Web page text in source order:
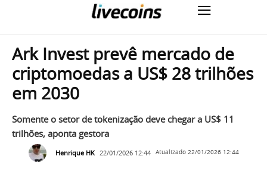
Ark Invest prevê mercado de
criptomoedas a US$ 28 trilhões
em 2030
Somente o setor de tokenização deve chegar a US$ 11
trilhões, aponta gestora
Henrique HK 22/01/2026 12:44 Atualizado 22/01/2026 12:44